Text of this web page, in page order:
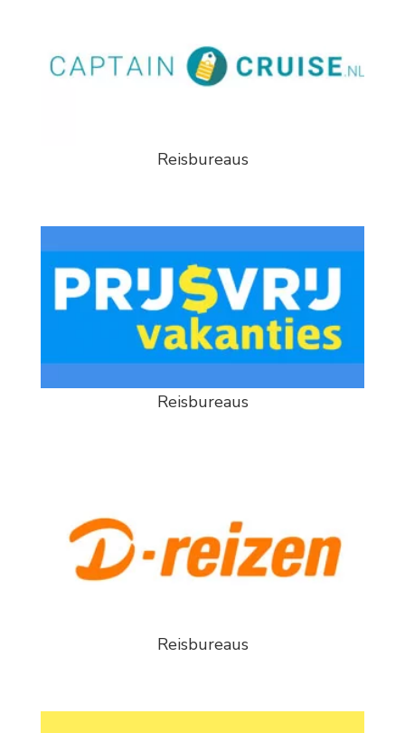
Reisbureaus
Reisbureaus
Reisbureaus